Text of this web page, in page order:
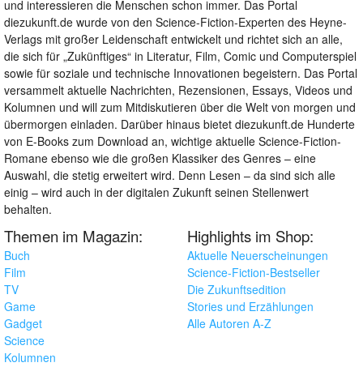
und interessieren die Menschen schon immer. Das Portal
diezukunft.de wurde von den Science-Fiction-Experten des Heyne-
Verlags mit großer Leidenschaft entwickelt und richtet sich an alle,
die sich für „Zukünftiges“ in Literatur, Film, Comic und Computerspiel
sowie für soziale und technische Innovationen begeistern. Das Portal
versammelt aktuelle Nachrichten, Rezensionen, Essays, Videos und
Kolumnen und will zum Mitdiskutieren über die Welt von morgen und
übermorgen einladen. Darüber hinaus bietet diezukunft.de Hunderte
von E-Books zum Download an, wichtige aktuelle Science-Fiction-
Romane ebenso wie die großen Klassiker des Genres – eine
Auswahl, die stetig erweitert wird. Denn Lesen – da sind sich alle
einig – wird auch in der digitalen Zukunft seinen Stellenwert
behalten.
Themen im Magazin:
Buch
Film
TV
Game
Gadget
Science
Kolumnen
Highlights im Shop:
Aktuelle Neuerscheinungen
Science-Fiction-Bestseller
Die Zukunftsedition
Stories und Erzählungen
Alle Autoren A-Z